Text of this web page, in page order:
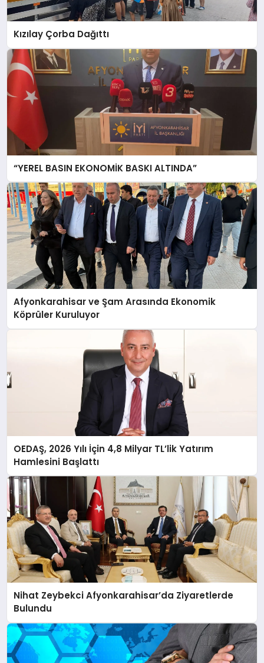
Kızılay Çorba Dağıttı
“YEREL BASIN EKONOMİK BASKI ALTINDA”
Afyonkarahisar ve Şam Arasında Ekonomik
Köprüler Kuruluyor
OEDAŞ, 2026 Yılı İçin 4,8 Milyar TL’lik Yatırım
Hamlesini Başlattı
Nihat Zeybekci Afyonkarahisar’da Ziyaretlerde
Bulundu